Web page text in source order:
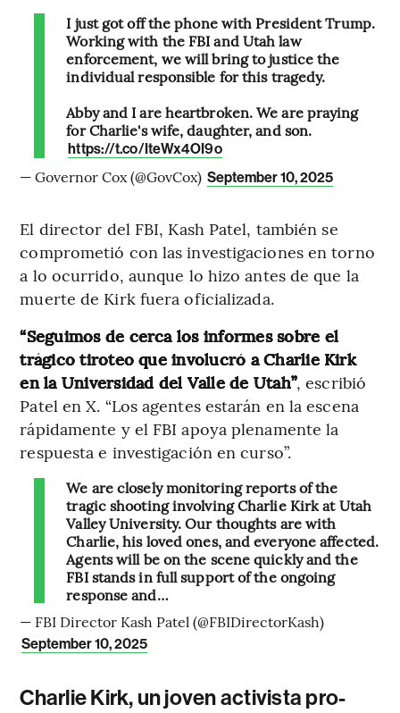
I just got off the phone with President Trump.
Working with the FBI and Utah law
enforcement, we will bring to justice the
individual responsible for this tragedy.
Abby and I are heartbroken. We are praying
for Charlie's wife, daughter, and son.
https://t.co/IteWx4OI9o
— Governor Cox (@GovCox) September 10, 2025
El director del FBI, Kash Patel, también se
comprometió con las investigaciones en torno
a lo ocurrido, aunque lo hizo antes de que la
muerte de Kirk fuera oficializada.
“Seguimos de cerca los informes sobre el
trágico tiroteo que involucró a Charlie Kirk
en la Universidad del Valle de Utah”, escribió
Patel en X. “Los agentes estarán en la escena
rápidamente y el FBI apoya plenamente la
respuesta e investigación en curso”.
We are closely monitoring reports of the
tragic shooting involving Charlie Kirk at Utah
Valley University. Our thoughts are with
Charlie, his loved ones, and everyone affected.
Agents will be on the scene quickly and the
FBI stands in full support of the ongoing
response and…
— FBI Director Kash Patel (@FBIDirectorKash)
September 10, 2025
Charlie Kirk, un joven activista pro-